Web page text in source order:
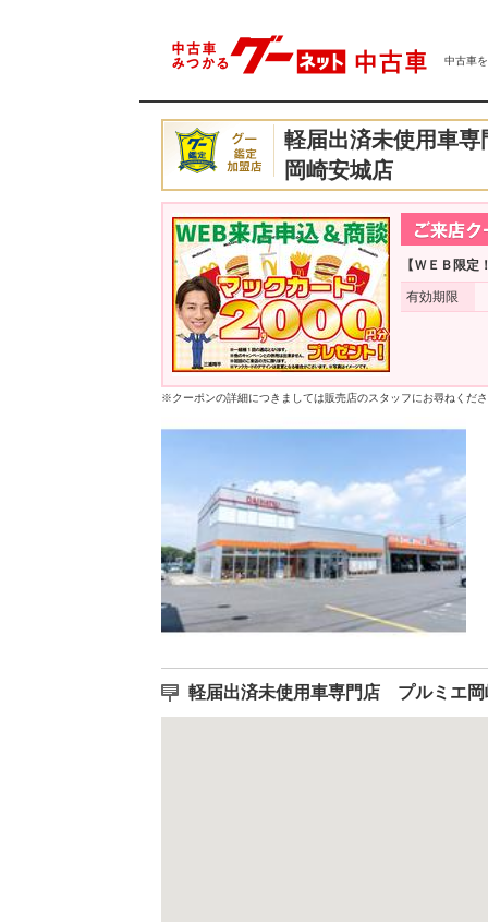
中古車
軽届出済未使用車
岡崎安城店
【ＷＥＢ限定
有効期限
※クーポンの詳細につきましては販売店のスタッフにお尋ねくだ
軽届出済未使用車専門店 プルミエ